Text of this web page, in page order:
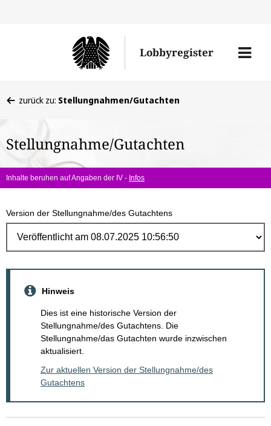
Lobbyregister
Menü
befinden
hier:
zurück zu: Stellungnahmen/Gutachten
Stellungnahme/Gutachten
Inhalte beruhen auf Angaben der IV - Infos
Version der Stellungnahme/des Gutachtens
Hinweis
Dies ist eine historische Version der
Stellungnahme/des Gutachtens. Die
Stellungnahme/das Gutachten wurde inzwischen
aktualisiert.
Zur aktuellen Version der Stellungnahme/des
Gutachtens